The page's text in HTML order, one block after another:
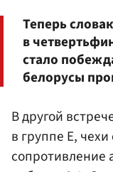
Теперь
в
стало
белорусы
В другой
в группе E,
сопротивление